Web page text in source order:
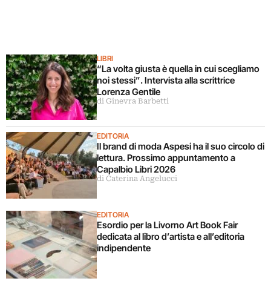
LIBRI
“La volta giusta è quella in cui scegliamo
noi stessi”. Intervista alla scrittrice
Lorenza Gentile
di Ginevra Barbetti
EDITORIA
Il brand di moda Aspesi ha il suo circolo di
lettura. Prossimo appuntamento a
Capalbio Libri 2026
di Caterina Angelucci
EDITORIA
Esordio per la Livorno Art Book Fair
dedicata al libro d’artista e all’editoria
indipendente